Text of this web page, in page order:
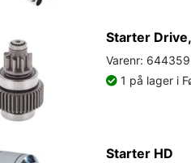
Starter
Varenr: 644359
1 på lager i
Starter HD